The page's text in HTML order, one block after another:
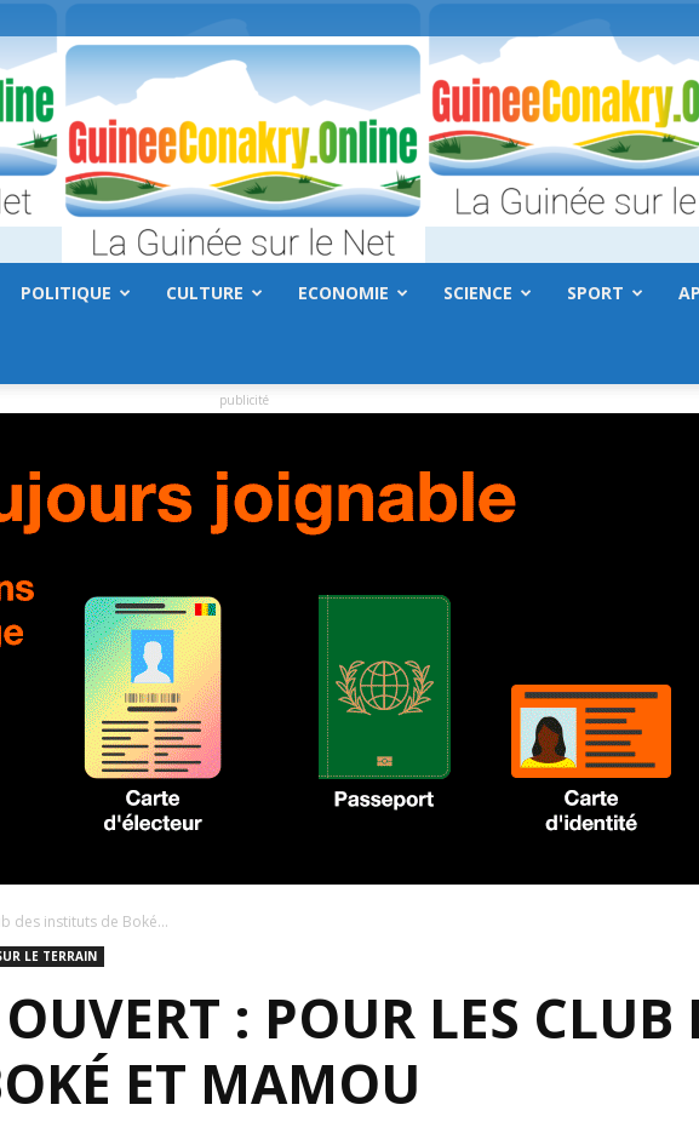
POLITIQUE CULTURE ECONOMIE SCIENCE SPORT
publicité
des instituts de Boké...
LE TERRAIN
: POUR LES CLUB
ET MAMOU